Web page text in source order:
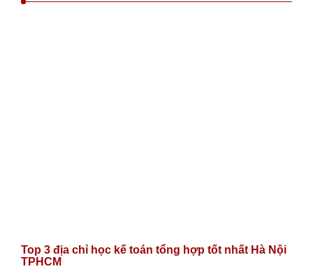
Top 3 địa chỉ học kế toán tổng hợp tốt nhất Hà Nội
TPHCM